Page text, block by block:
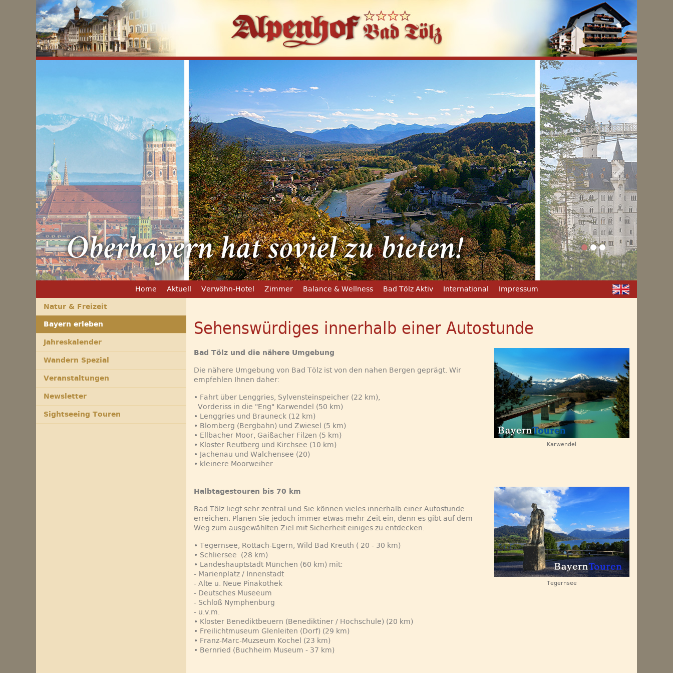
Oberbayern hat soviel zu bieten!
Home Aktuell Verwöhn-Hotel Zimmer Balance & Wellness Bad Tölz Aktiv International Impressum
Natur & Freizeit
Bayern erleben
Jahreskalender
Wandern Spezial
Veranstaltungen
Newsletter
Sightseeing Touren
Sehenswürdiges innerhalb einer Autostunde
Bad Tölz und die nähere Umgebung
Die nähere Umgebung von Bad Tölz ist von den nahen Bergen geprägt. Wir
empfehlen Ihnen daher:
• Fahrt über Lenggries, Sylvensteinspeicher (22 km),
Vorderiss in die "Eng" Karwendel (50 km)
• Lenggries und Brauneck (12 km)
• Blomberg (Bergbahn) und Zwiesel (5 km)
• Ellbacher Moor, Gaißacher Filzen (5 km)
• Kloster Reutberg und Kirchsee (10 km)
• Jachenau und Walchensee (20)
• kleinere Moorweiher
Karwendel
Halbtagestouren bis 70 km
Bad Tölz liegt sehr zentral und Sie können vieles innerhalb einer Autostunde
erreichen. Planen Sie jedoch immer etwas mehr Zeit ein, denn es gibt auf dem
Weg zum ausgewählten Ziel mit Sicherheit einiges zu entdecken.
• Tegernsee, Rottach-Egern, Wild Bad Kreuth ( 20 - 30 km)
• Schliersee (28 km)
• Landeshauptstadt München (60 km) mit:
- Marienplatz / Innenstadt
- Alte u. Neue Pinakothek
- Deutsches Museeum
- Schloß Nymphenburg
- u.v.m.
• Kloster Benediktbeuern (Benediktiner / Hochschule) (20 km)
• Freilichtmuseum Glenleiten (Dorf) (29 km)
• Franz-Marc-Muzseum Kochel (23 km)
• Bernried (Buchheim Museum - 37 km)
Tegernsee